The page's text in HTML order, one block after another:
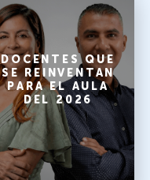
DOCENTES QUE
SE REINVENTAN
PARA EL AULA
DEL 2026